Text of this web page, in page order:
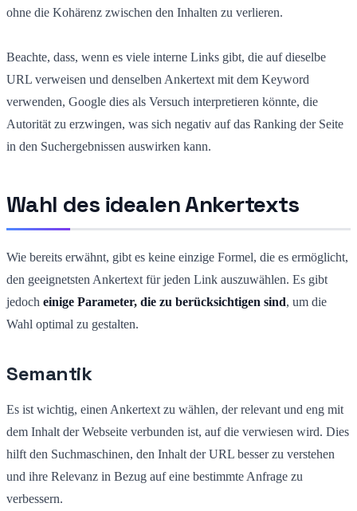
ohne die Kohärenz zwischen den Inhalten zu verlieren.
Beachte, dass, wenn es viele interne Links gibt, die auf dieselbe
URL verweisen und denselben Ankertext mit dem Keyword
verwenden, Google dies als Versuch interpretieren könnte, die
Autorität zu erzwingen, was sich negativ auf das Ranking der Seite
in den Suchergebnissen auswirken kann.
Wahl des idealen Ankertexts
Wie bereits erwähnt, gibt es keine einzige Formel, die es ermöglicht,
den geeignetsten Ankertext für jeden Link auszuwählen. Es gibt
jedoch einige Parameter, die zu berücksichtigen sind, um die
Wahl optimal zu gestalten.
Semantik
Es ist wichtig, einen Ankertext zu wählen, der relevant und eng mit
dem Inhalt der Webseite verbunden ist, auf die verwiesen wird. Dies
hilft den Suchmaschinen, den Inhalt der URL besser zu verstehen
und ihre Relevanz in Bezug auf eine bestimmte Anfrage zu
verbessern.